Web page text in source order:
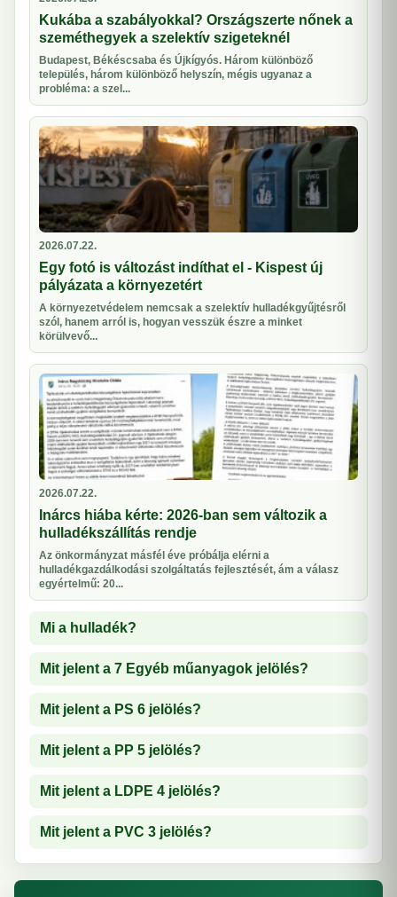
Kukába a szabályokkal? Országszerte nőnek a
szeméthegyek a szelektív szigeteknél
Budapest, Békéscsaba és Újkígyós. Három különböző
település, három különböző helyszín, mégis ugyanaz a
probléma: a szel...
2026.07.22.
Egy fotó is változást indíthat el - Kispest új
pályázata a környezetért
A környezetvédelem nemcsak a szelektív hulladékgyűjtésről
szól, hanem arról is, hogyan vesszük észre a minket
körülvevő...
2026.07.22.
Inárcs hiába kérte: 2026-ban sem változik a
hulladékszállítás rendje
Az önkormányzat másfél éve próbálja elérni a
hulladékgazdálkodási szolgáltatás fejlesztését, ám a válasz
egyértelmű: 20...
Mi a hulladék?
Mit jelent a 7 Egyéb műanyagok jelölés?
Mit jelent a PS 6 jelölés?
Mit jelent a PP 5 jelölés?
Mit jelent a LDPE 4 jelölés?
Mit jelent a PVC 3 jelölés?